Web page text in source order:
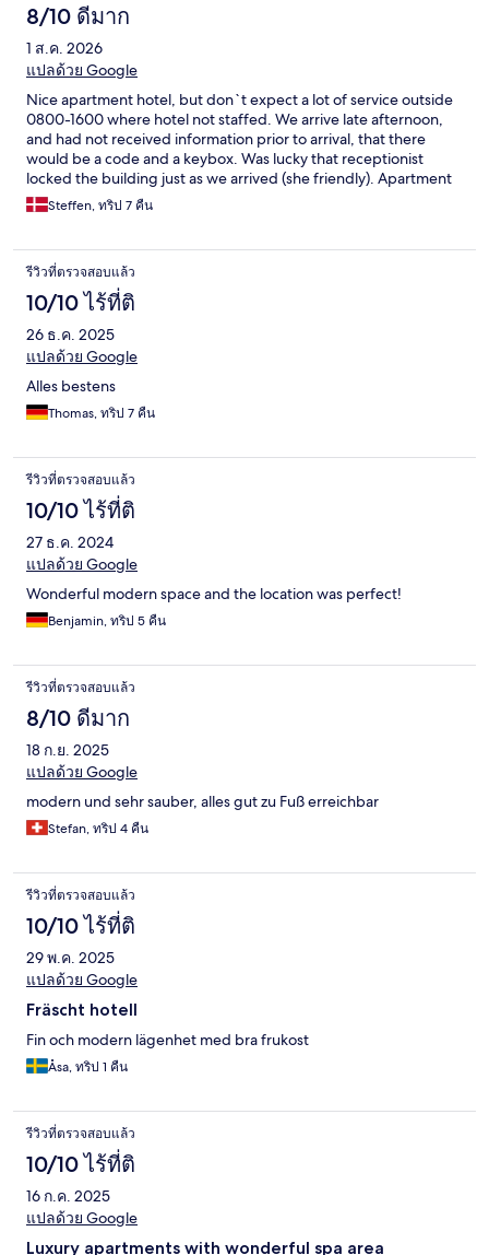
8/10 ดีมาก
1 ส.ค. 2026
แปลด้วย Google
Nice apartment hotel, but don`t expect a lot of service outside
0800-1600 where hotel not staffed. We arrive late afternoon,
and had not received information prior to arrival, that there
would be a code and a keybox. Was lucky that receptionist
locked the building just as we arrived (she friendly). Apartment
was nice, but vey warm during summer, and due to street noise
sleeping with an open window/door was not an option. Wifi
absolutely no coverage in the living room, meaning that the tv
there could not show any channels at all. Breakfast was fantastic
and the staff there very helpful.
Steffen, ทริป 7 คืน
รีวิวที่ตรวจสอบแล้ว
10/10 ไร้ที่ติ
26 ธ.ค. 2025
แปลด้วย Google
Alles bestens
Thomas, ทริป 7 คืน
รีวิวที่ตรวจสอบแล้ว
10/10 ไร้ที่ติ
27 ธ.ค. 2024
แปลด้วย Google
Wonderful modern space and the location was perfect!
Benjamin, ทริป 5 คืน
รีวิวที่ตรวจสอบแล้ว
8/10 ดีมาก
18 ก.ย. 2025
แปลด้วย Google
modern und sehr sauber, alles gut zu Fuß erreichbar
Stefan, ทริป 4 คืน
รีวิวที่ตรวจสอบแล้ว
10/10 ไร้ที่ติ
29 พ.ค. 2025
แปลด้วย Google
Fräscht hotell
Fin och modern lägenhet med bra frukost
Åsa, ทริป 1 คืน
รีวิวที่ตรวจสอบแล้ว
10/10 ไร้ที่ติ
16 ก.ค. 2025
แปลด้วย Google
Luxury apartments with wonderful spa area